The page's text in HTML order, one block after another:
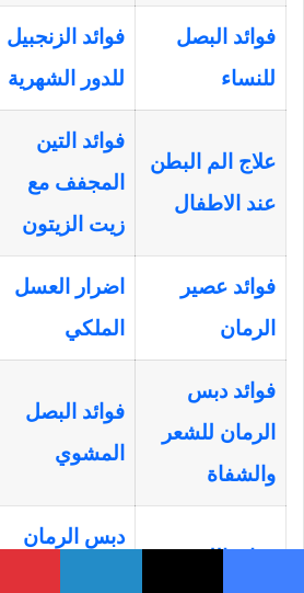
فوائد البصل
للنساء
فوائد الزنجبيل
للدور الشهرية
علاج الم البطن
عند الاطفال
فوائد التين
المجفف مع
زيت الزيتون
فوائد عصير
الرمان
اضرار العسل
الملكي
فوائد دبس
الرمان للشعر
والشفاة
فوائد البصل
المشوي
فوائد اللوز
دبس الرمان